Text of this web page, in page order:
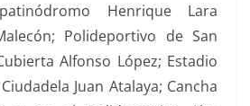
Henrique Lara
Polideportivo de San
Alfonso López; Estadio
Juan Atalaya; Cancha